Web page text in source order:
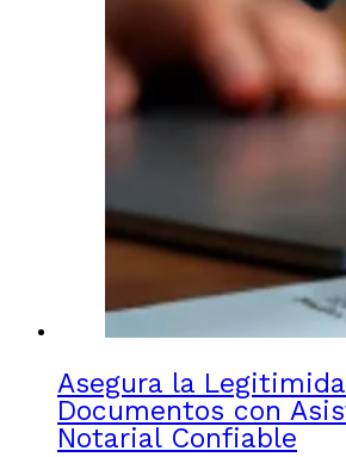
Asegura la
Documentos con
Notarial Confiable